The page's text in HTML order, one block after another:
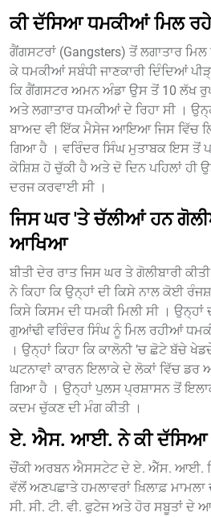
ਕੀ ਦੱਸਿਆ ਧਮਕੀਆਂ ਮਿਲ
ਗੈਂਗਸਟਰਾਂ (Gangsters) ਤੋਂ ਲਗਾਤਾਰ
ਕੇ ਧਮਕੀਆਂ ਸਬੰਧੀ ਜਾਣਕਾਰੀ ਦਿੰਦਿਆਂ
ਕਿ ਗੈਂਗਸਟਰ ਅਮਨ ਅੰਡਾ ਉਸ ਤੋਂ 10 ਲੱਖ
ਅਤੇ ਲਗਾਤਾਰ ਧਮਕੀਆਂ ਦੇ ਰਿਹਾ ਸੀ ।
ਬਾਅਦ ਵੀ ਇੱਕ ਮੈਸੇਜ ਆਇਆ ਜਿਸ ਵਿੱਚ
ਗਿਆ ਹੈ । ਵਰਿੰਦਰ ਸਿੰਘ ਮੁਤਾਬਕ ਇਸ ਤੋਂ
ਕੋਸ਼ਿਸ਼ ਹੋ ਚੁੱਕੀ ਹੈ ਅਤੇ ਦੋ ਦਿਨ ਪਹਿਲਾਂ ਹੀ
ਦਰਜ ਕਰਵਾਈ ਸੀ ।
ਜਿਸ ਘਰ 'ਤੇ ਚੱਲੀਆਂ ਹਨ
ਆਖਿਆ
ਬੀਤੀ ਦੇਰ ਰਾਤ ਜਿਸ ਘਰ ਤੇ ਗੋਲੀਬਾਰੀ
ਨੇ ਕਿਹਾ ਕਿ ਉਨ੍ਹਾਂ ਦੀ ਕਿਸੇ ਨਾਲ ਕੋਈ
ਕਿਸੇ ਕਿਸਮ ਦੀ ਧਮਕੀ ਮਿਲੀ ਸੀ ।
ਗੁਆਂਢੀ ਵਰਿੰਦਰ ਸਿੰਘ ਨੂੰ ਮਿਲ ਰਹੀਆਂ
। ਉਨ੍ਹਾਂ ਕਿਹਾ ਕਿ ਕਾਲੋਨੀ ’ਚ ਛੋਟੇ ਬੱਚੇ
ਘਟਨਾਵਾਂ ਕਾਰਨ ਇਲਾਕੇ ਦੇ ਲੋਕਾਂ ਵਿੱਚ ਡਰ
ਗਿਆ ਹੈ । ਉਨ੍ਹਾਂ ਪੁਲਸ ਪ੍ਰਸ਼ਾਸਨ ਤੋਂ
ਕਦਮ ਚੁੱਕਣ ਦੀ ਮੰਗ ਕੀਤੀ ।
ਏ. ਐਸ. ਆਈ. ਨੇ ਕੀ ਦੱਸਿਆ
ਚੌਂਕੀ ਅਰਬਨ ਐਸਸਟੇਟ ਦੇ ਏ. ਐੱਸ. ਆਈ.
ਵੱਲੋਂ ਅਣਪਛਾਤੇ ਹਮਲਾਵਰਾਂ ਖ਼ਿਲਾਫ਼
ਸੀ. ਸੀ. ਟੀ. ਵੀ. ਫੁਟੇਜ ਅਤੇ ਹੋਰ ਸਬੂਤਾਂ ਦੇ